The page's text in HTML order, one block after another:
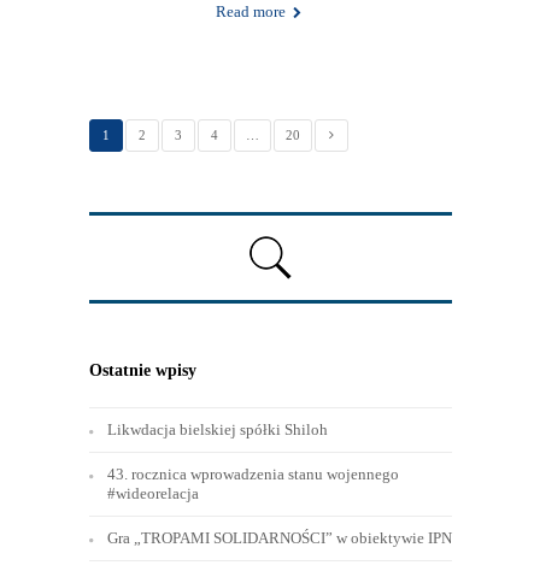
Read more
1 2 3 4 20
Ostatnie wpisy
Likwdacja bielskiej spółki Shiloh
43. rocznica wprowadzenia stanu wojennego
#wideorelacja
Gra „TROPAMI SOLIDARNOŚCI” w obiektywie IPN